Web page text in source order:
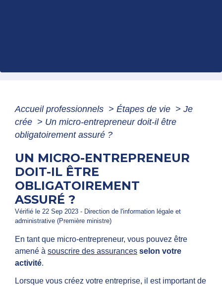
Accueil professionnels > Étapes de vie > Je
crée > Un micro-entrepreneur doit-il être
obligatoirement assuré ?
UN MICRO-ENTREPRENEUR
DOIT-IL ÊTRE
OBLIGATOIREMENT
ASSURÉ ?
Vérifié le 22 Sep 2023 - Direction de l'information légale et
administrative (Première ministre)
En tant que micro-entrepreneur, vous pouvez être
amené à souscrire des assurances selon votre
activité.
Lorsque vous créez votre entreprise, il est important de